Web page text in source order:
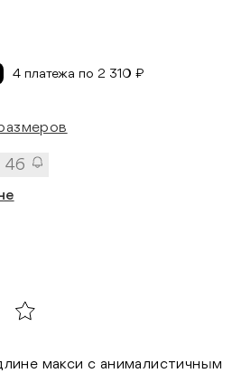
4 платежа по 2 310 ₽
46
макси с анималистичным